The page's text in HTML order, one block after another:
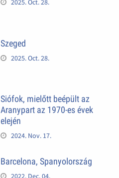
2025. Oct. 28.
Szeged
2025. Oct. 28.
Siófok, mielőtt beépült az
Aranypart az 1970-es évek
elején
2024. Nov. 17.
Barcelona, Spanyolország
2022. Dec. 04.